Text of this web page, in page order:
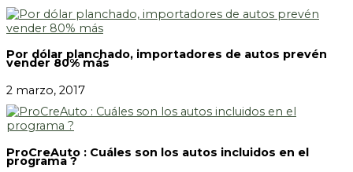
Por dólar planchado, importadores de autos prevén
vender 80% más
2 marzo, 2017
ProCreAuto : Cuáles son los autos incluidos en el
programa ?